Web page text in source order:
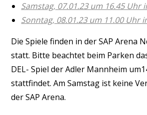
Samstag, 07.01.23 um 16.45 Uhr
Sonntag, 08.01.23 um 11.00 Uhr
Die Spiele finden in der SAP Arena
statt. Bitte beachtet beim Parken
DEL- Spiel der Adler Mannheim
stattfindet. Am Samstag ist keine
der SAP Arena.